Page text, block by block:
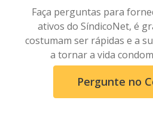
Faça perguntas para
ativos do SíndicoNet, é
costumam ser rápidas e a
a tornar a vida
Pergunte no